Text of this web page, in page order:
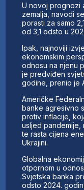
U novoj prognozi
zemalja, navodi
porasti za samo
od 3,1 odsto u
Ipak, najnoviji
ekonomskim
odnosu na njenu
je predviđen
godine, prenio je
Američke
banke agresivno
protiv inflacije,
usljed pandemije,
te rasta cijena
Ukrajini.
Globalna
otpornom u
Svjetska banka
odsto 2024.